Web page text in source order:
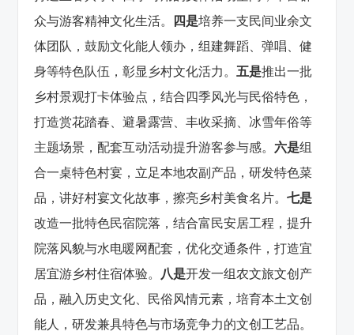
众与游客精神文化生活。
四是培养一支民间业余文
体团队，鼓励文化能人领办，组建舞蹈、弹唱、健
身等特色队伍，彰显乡村文化活力。 五是推出一批
乡村景观打卡体验点，结合四季风光与民俗特色，
打造赏花踏春、避暑露营、丰收采摘、冰雪年俗等
主题场景，配套互动活动提升游客参与感。六是组
合一桌特色村宴，立足本地农副产品，研发特色菜
品，讲好村宴文化故事，擦亮乡村美食名片。七是
改造一批特色民宿院落，结合富民安居工程，提升
院落风貌与水电暖网配套，优化交通条件，打造宜
居宜游乡村住宿体验。 八是开发一组农文旅文创产
品，融入历史文化、民俗风情元素，培育本土文创
能人，研发兼具特色与市场竞争力的文创工艺品。